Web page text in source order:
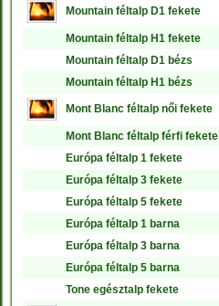
Mountain féltalp D1 fekete
Mountain féltalp H1 fekete
Mountain féltalp D1 bézs
Mountain féltalp H1 bézs
Mont Blanc féltalp női fekete
Mont Blanc féltalp férfi fekete
Európa féltalp 1 fekete
Európa féltalp 3 fekete
Európa féltalp 5 fekete
Európa féltalp 1 barna
Európa féltalp 3 barna
Európa féltalp 5 barna
Tone egésztalp fekete